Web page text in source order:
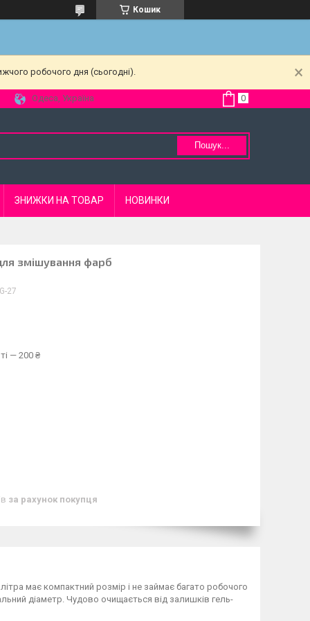
Кошик
робочого дня (сьогодні).
Одеса, Україна
Пошук...
ЗНИЖКИ НА ТОВАР НОВИНКИ
змішування фарб
G-27
— 200 ₴
за рахунок покупця
має компактний розмір і не займає багато робочого
діаметр. Чудово очищається від залишків гель-